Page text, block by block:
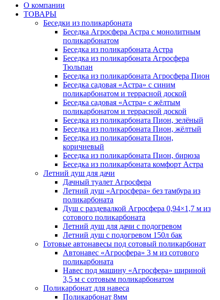
О компании
ТОВАРЫ
Беседки из поликарбоната
Беседка Агросфера Астра с монолитным
поликарбонатом
Беседка из поликарбоната Астра
Беседка из поликарбоната Агросфера
Тюльпан
Беседка из поликарбоната Агросфера Пион
Беседка садовая «Астра» с синим
поликарбонатом и террасной доской
Беседка садовая «Астра» с жёлтым
поликарбонатом и террасной доской
Беседка из поликарбоната Пион, зелёный
Беседка из поликарбоната Пион, жёлтый
Беседка из поликарбоната Пион,
коричневый
Беседка из поликарбоната Пион, бирюза
Беседка из поликарбоната комфорт Астра
Летний душ для дачи
Дачный туалет Агросфера
Летний душ «Агросфера» без тамбура из
поликарбоната
Душ с раздевалкой Агросфера 0,94×1,7 м из
сотового поликарбоната
Летний душ для дачи с подогревом
Летний душ с подогревом 150л бак
Готовые автонавесы под сотовый поликарбонат
Автонавес «Агросфера» 3 м из сотового
поликарбоната
Навес под машину «Агросфера» шириной
3,5 м с сотовым поликарбонатом
Поликарбонат для навеса
Поликарбонат 8мм